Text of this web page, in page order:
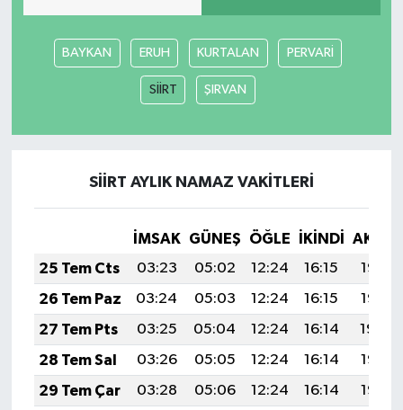
BAYKAN ERUH KURTALAN PERVARİ
SİİRT ŞIRVAN
SİİRT AYLIK NAMAZ VAKITLERI
İMSAK GÜNEŞ ÖĞLE İKINDI
25 Tem Cts
03:23 05:02 12:24 16:15
19:35
26 Tem Paz
03:24 05:03 12:24 16:15
19:35
27 Tem Pts
03:25 05:04 12:24 16:14
19:34
28 Tem Sal
03:26 05:05 12:24 16:14
19:33
29 Tem Çar
03:28 05:06 12:24 16:14
19:32